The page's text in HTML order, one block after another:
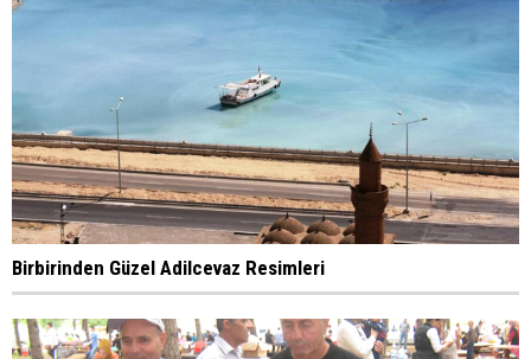
Birbirinden Güzel Adilcevaz Resimleri